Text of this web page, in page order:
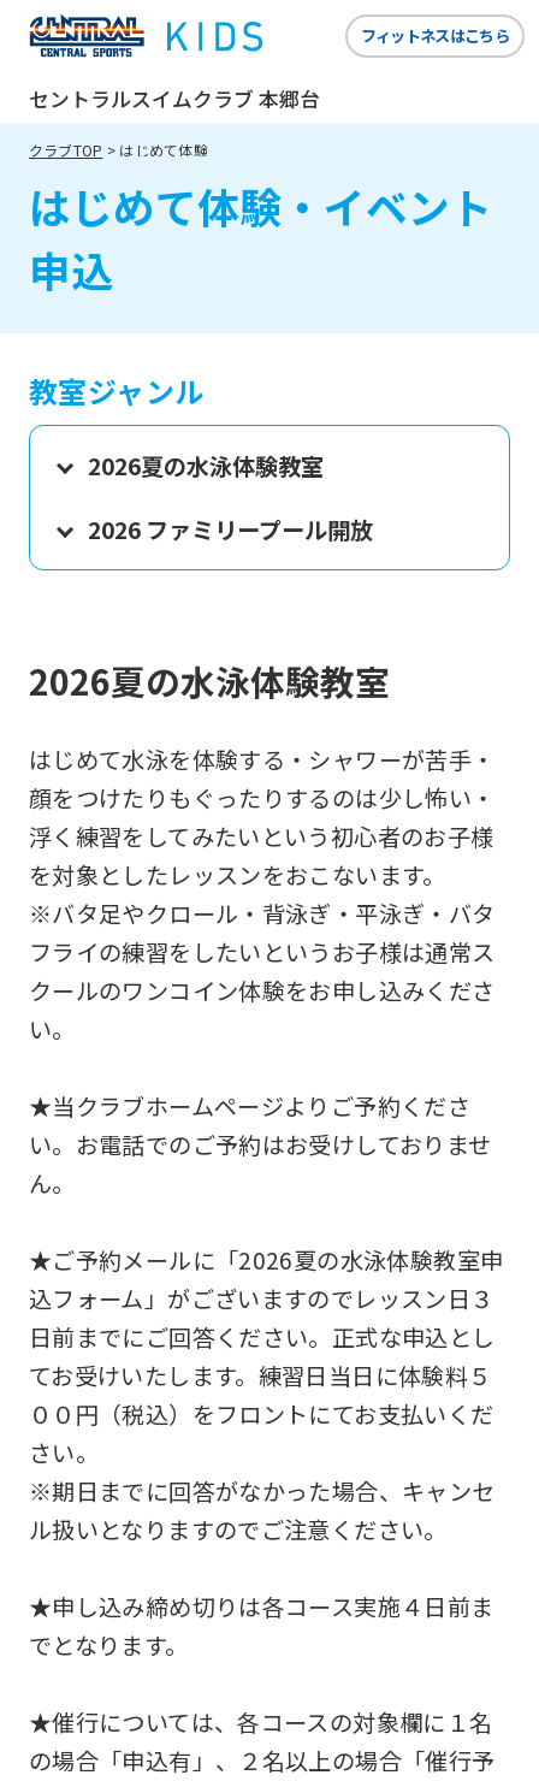
セントラルスイムクラブ 本郷台
フィットネスはこちら
クラブTOP はじめて体験
はじめて体験・イベント
申込
教室ジャンル
2026夏の水泳体験教室
2026 ファミリープール開放
2026夏の水泳体験教室
はじめて水泳を体験する・シャワーが苦手・
顔をつけたりもぐったりするのは少し怖い・
浮く練習をしてみたいという初心者のお子様
を対象としたレッスンをおこないます。
※バタ足やクロール・背泳ぎ・平泳ぎ・バタ
フライの練習をしたいというお子様は通常ス
クールのワンコイン体験をお申し込みくださ
い。
★当クラブホームページよりご予約くださ
い。お電話でのご予約はお受けしておりませ
ん。
★ご予約メールに「2026夏の水泳体験教室申
込フォーム」がございますのでレッスン日３
日前までにご回答ください。正式な申込とし
てお受けいたします。練習日当日に体験料５
００円（税込）をフロントにてお支払いくだ
さい。
※期日までに回答がなかった場合、キャンセ
ル扱いとなりますのでご注意ください。
★申し込み締め切りは各コース実施４日前ま
でとなります。
★催行については、各コースの対象欄に１名
の場合「申込有」、２名以上の場合「催行予